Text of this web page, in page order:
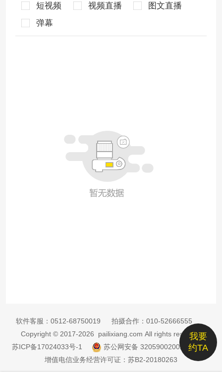
短视频 视频直播
图文直播
弹幕
我要
约TA
软件客服： 0512-68750019 拍摄合作： 010-52666555
Copyright © 2017-2026 pailixiang.com All rights reserved
苏ICP备17024033号-1
苏公网安备 32059002002885号
增值电信业务经营许可证：苏B2-20180263